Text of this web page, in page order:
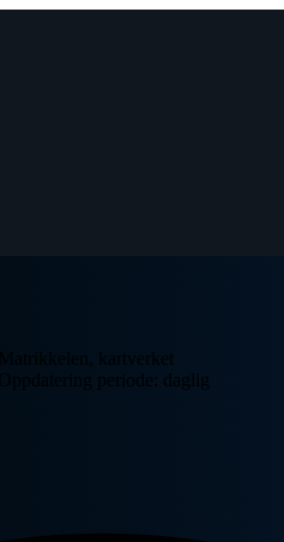
Matrikkelen, kartverket
Oppdatering periode: daglig